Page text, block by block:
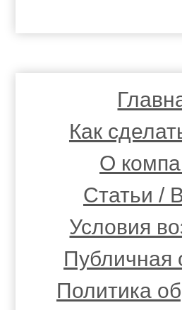
Как
О
Статьи /
Условия
Публичная
Политика